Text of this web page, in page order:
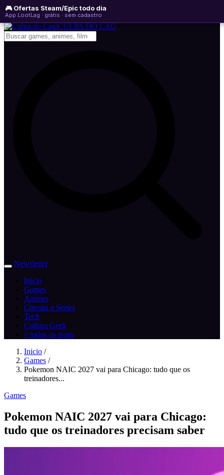
🎮 Ofertas Steam/Epic todo dia
App LootLag · grátis · sem cadastro
quinta-feira, 06 de agosto de 2026
Newsletter
CULPA DO LAG
Newsletter
Inicio
Games
Animes
Cinema e Series
Tech
Cultura Geek
// todos os posts
Inicio /
Games /
Pokemon NAIC 2027 vai para Chicago: tudo que os
treinadores...
Games
Pokemon NAIC 2027 vai para Chicago:
tudo que os treinadores precisam saber